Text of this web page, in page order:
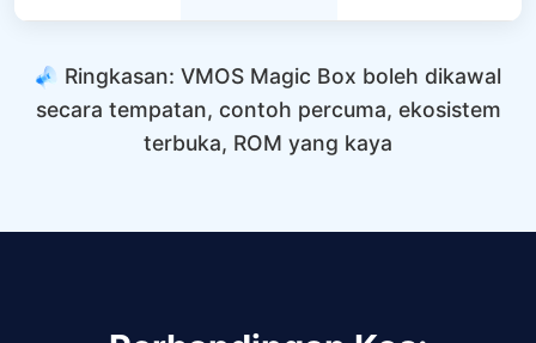
Ringkasan: VMOS Magic Box boleh dikawal
secara tempatan, contoh percuma, ekosistem
terbuka, ROM yang kaya